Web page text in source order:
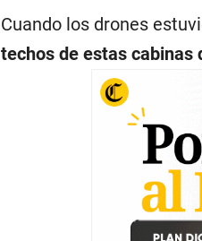
Cuando los drones
techos de estas cabinas